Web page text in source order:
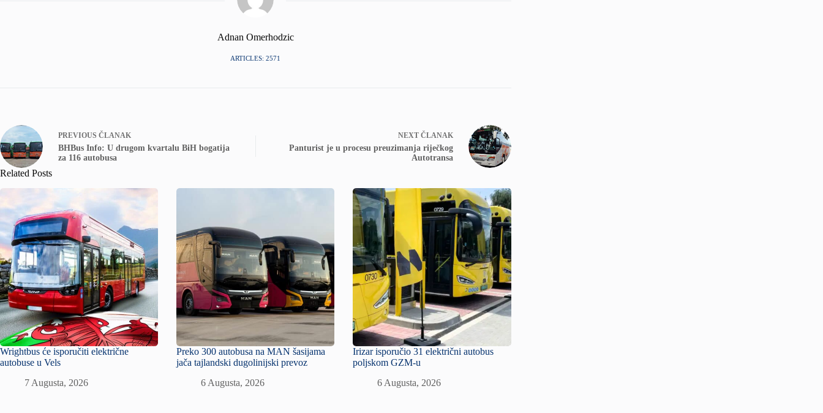
Adnan Omerhodzic
ARTICLES: 2571
PREVIOUS ČLANAK
BHBus Info: U drugom kvartalu BiH bogatija
za 116 autobusa
NEXT ČLANAK
Panturist je u procesu preuzimanja riječkog
Autotransa
Related Posts
Wrightbus će isporučiti električne
autobuse u Vels
7 Augusta, 2026
Preko 300 autobusa na MAN šasijama
jača tajlandski dugolinijski prevoz
6 Augusta, 2026
Irizar isporučio 31 električni autobus
poljskom GZM-u
6 Augusta, 2026